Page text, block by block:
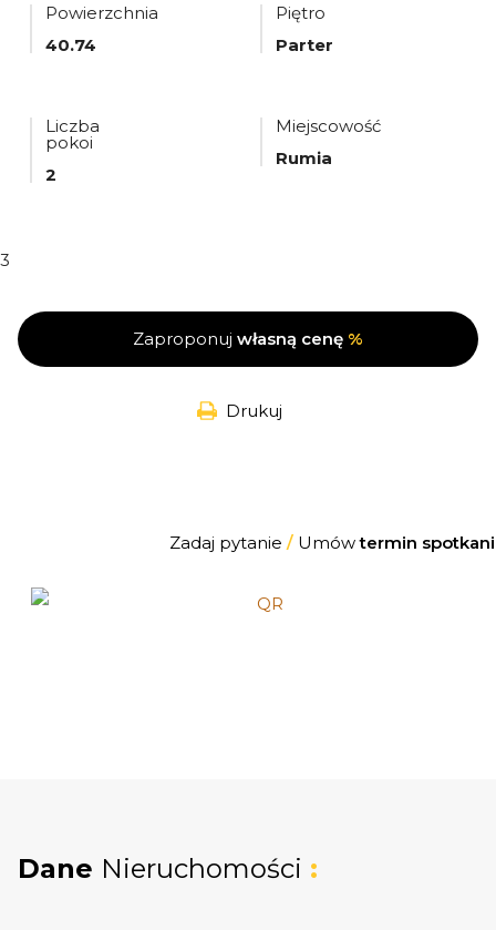
Powierzchnia
40.74
Piętro
Parter
Liczba
pokoi
2
Miejscowość
Rumia
3
Zaproponuj własną cenę %
Drukuj
Zadaj pytanie /Umówtermin
Dane Nieruchomości :